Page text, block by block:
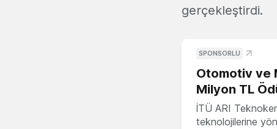
gerçekleştirdi.
SPONSORLU
Otomotiv ve
Milyon TL
İTÜ ARI
teknolojilerine